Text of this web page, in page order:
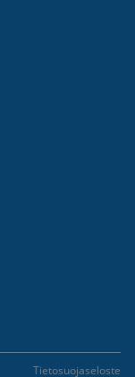
Tietosuojaseloste